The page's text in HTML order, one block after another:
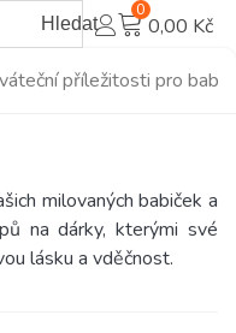
Hledat
0
0,00 Kč
příležitosti pro
milovaných babiček a
na dárky, kterými své
lásku a vděčnost.